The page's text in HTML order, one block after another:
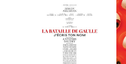
Horaires et Infos
Bande-annonce
Réservation